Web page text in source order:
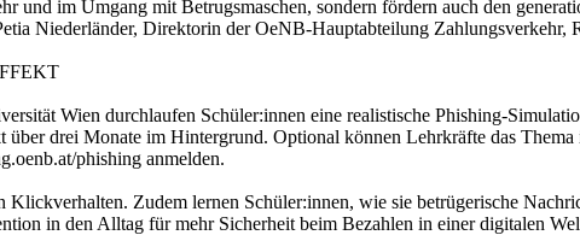
im Umgang mit Betrugsmaschen, sondern fördern auch den
Niederländer, Direktorin der OeNB-Hauptabteilung
Wien durchlaufen Schüler:innen eine realistische Phishing-
drei Monate im Hintergrund. Optional können Lehrkräfte das
phishing anmelden.
Zudem lernen Schüler:innen, wie sie betrügerische
in den Alltag für mehr Sicherheit beim Bezahlen in einer digitalen